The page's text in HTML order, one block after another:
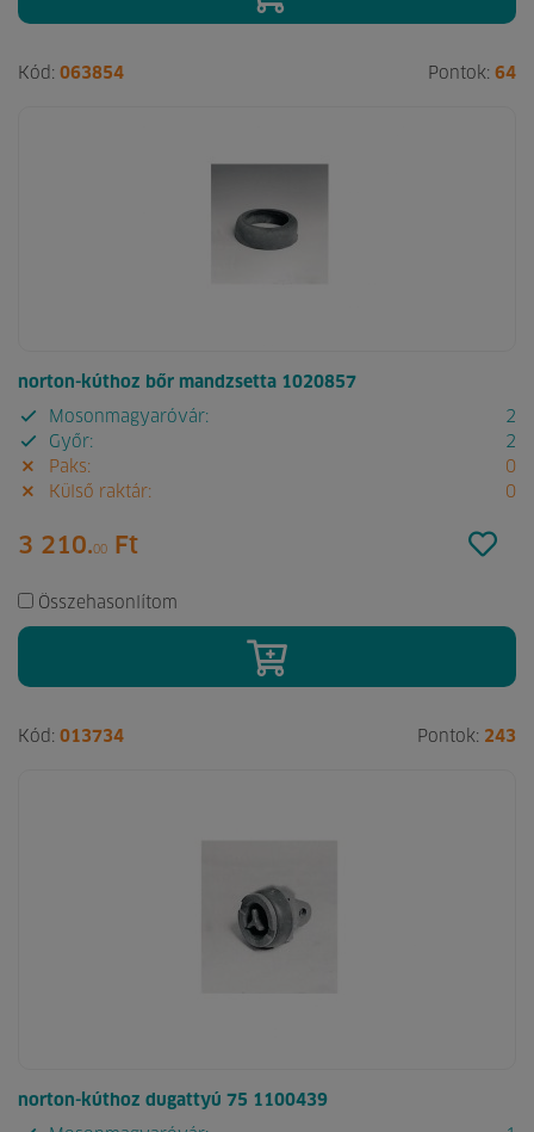
Kód: 063854 Pontok: 64
norton-kúthoz bőr mandzsetta 1020857
Mosonmagyaróvár:
2
Győr:
2
Paks:
0
Külső raktár:
0
3 210.00 Ft
Összehasonlítom
Kód: 013734 Pontok: 243
norton-kúthoz dugattyú 75 1100439